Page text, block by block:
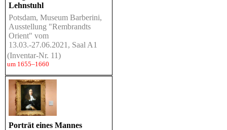
Lehnstuhl
Potsdam, Museum Barberini,
Ausstellung "Rembrandts
Orient" vom
13.03.-27.06.2021, Saal A1
(Inventar-Nr. 11)
um 1655–1660
Porträt eines Mannes